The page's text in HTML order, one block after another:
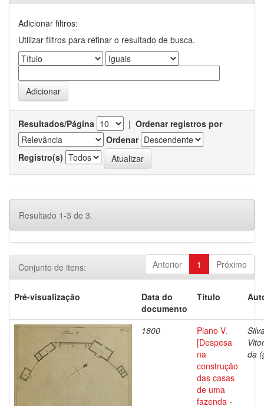
Adicionar filtros:
Utilizar filtros para refinar o resultado de busca.
Resultados/Página | Ordenar registros por
Ordenar
Registro(s)
Resultado 1-3 de 3.
Anterior 1 Próximo
Conjunto de itens:
Pré-visualização
Data do
documento
Título
1800
Plano V.
[Despesa
na
construção
das casas
de uma
fazenda -
da